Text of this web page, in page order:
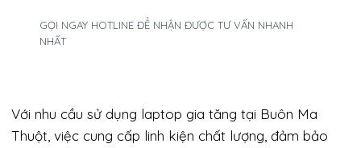
GỌI NGAY HOTLINE ĐỂ NHẬN ĐƯỢC TƯ VẤN NHANH
NHẤT
Với nhu cầu sử dụng laptop gia tăng tại Buôn Ma
Thuột, việc cung cấp linh kiện chất lượng, đảm bảo